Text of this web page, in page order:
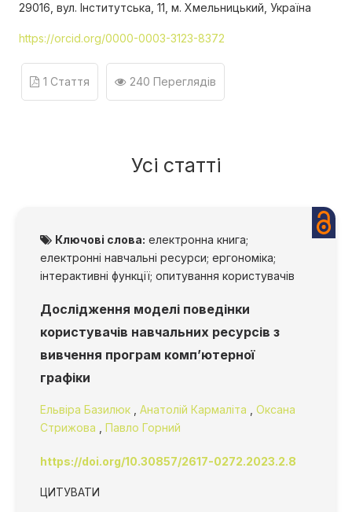
29016, вул. Інститутська, 11, м. Хмельницький, Україна
https://orcid.org/0000-0003-3123-8372
1 Стаття 240 Переглядів
Усі статті
Ключові слова: електронна книга;
електронні навчальні ресурси; ергономіка;
інтерактивні функції; опитування користувачів
Дослідження моделі поведінки
користувачів навчальних ресурсів з
вивчення програм комп’ютерної
графіки
Ельвіра Базилюк Анатолій Кармаліта
Оксана
Стрижова
Павло Горний
https://doi.org/10.30857/2617-0272.2023.2.8
ЦИТУВАТИ